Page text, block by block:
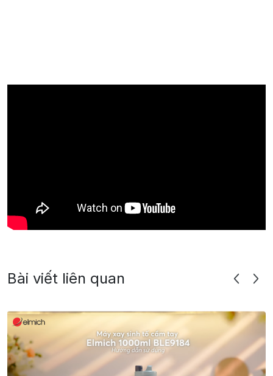
Bài viết liên quan